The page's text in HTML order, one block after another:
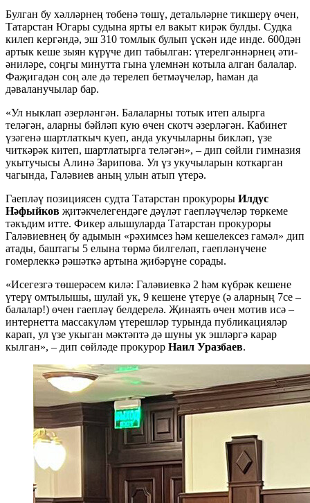
Булган бу хәлләрнең төбенә төшү, детальләрне тикшерү өчен,
Татарстан Югары судына ярты ел вакыт кирәк булды. Судка
килеп кергәндә, эш 310 томлык булып үскән иде инде. 600дән
артык кеше зыян күрүче дип табылган: үтерелгәннәрнең әти-
әниләре, соңгы минутта гына үлемнән котыла алган балалар.
Фаҗигадән соң әле дә терелеп бетмәүчеләр, һаман да
дәваланучылар бар.
«Ул ныклап әзерләнгән. Балаларны тотык итеп алырга
теләгән, аларны бәйләп кую өчен скотч әзерләгән. Кабинет
үзәгенә шартлаткыч куеп, анда укучыларны бикләп, үзе
читкәрәк китеп, шартлатырга теләгән», – дип сөйли гимназия
укытучысы Алинә Зарипова. Ул үз укучыларын коткарган
чагында, Галәвиев аның улын атып үтерә.
Гаепләү позициясен судта Татарстан прокуроры Илдус
Нәфыйков җитәкчелегендәге дәүләт гаепләүчеләр төркеме
тәкъдим итте. Фикер алышуларда Татарстан прокуроры
Галәвиевнең бу адымын «рәхимсез һәм кешелексез гамәл» дип
атады, баштагы 5 елына төрмә билгеләп, гаепләнүчене
гомерлеккә рәшәткә артына җибәрүне сорады.
«Исегезгә төшерәсем килә: Галәвиевкә 2 һәм күбрәк кешене
үтерү омтылышы, шулай ук, 9 кешене үтерүе (ә аларның 7се –
балалар!) өчен гаепләү белдерелә. Җинаять өчен мотив исә –
интернетта массакүләм үтерешләр турында публикацияләр
карап, ул үзе укыган мәктәптә дә шуны ук эшләргә карар
кылган», – дип сөйләде прокурор Наил Уразбаев.